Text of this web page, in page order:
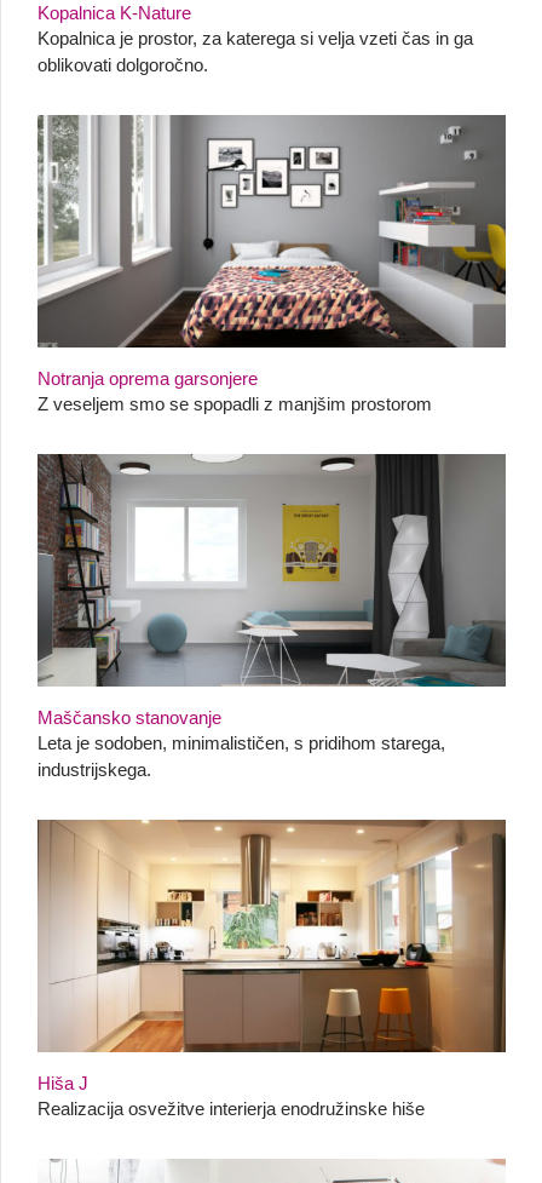
Kopalnica K-Nature
Kopalnica je prostor, za katerega si velja vzeti čas in ga
oblikovati dolgoročno.
Notranja oprema garsonjere
Z veseljem smo se spopadli z manjšim prostorom
Maščansko stanovanje
Leta je sodoben, minimalističen, s pridihom starega,
industrijskega.
Hiša J
Realizacija osvežitve interierja enodružinske hiše